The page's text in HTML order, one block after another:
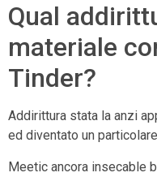
Qual
materiale
Tinder?
Addirittura stata la anzi
ed diventato un
Meetic ancora insecable